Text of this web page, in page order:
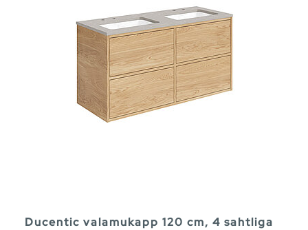
Ducentic valamukapp 120 cm, 4 sahtliga